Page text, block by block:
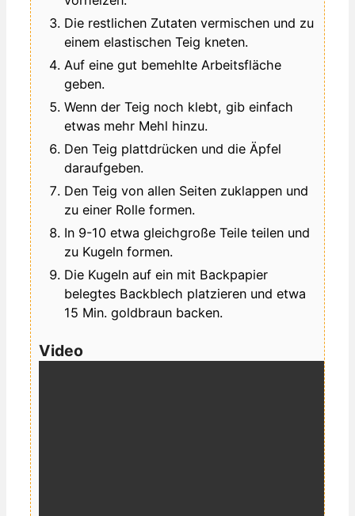
Die restlichen Zutaten vermischen und zu
einem elastischen Teig kneten.
Auf eine gut bemehlte Arbeitsfläche
geben.
Wenn der Teig noch klebt, gib einfach
etwas mehr Mehl hinzu.
Den Teig plattdrücken und die Äpfel
daraufgeben.
Den Teig von allen Seiten zuklappen und
zu einer Rolle formen.
In 9-10 etwa gleichgroße Teile teilen und
zu Kugeln formen.
Die Kugeln auf ein mit Backpapier
belegtes Backblech platzieren und etwa
15 Min. goldbraun backen.
Video